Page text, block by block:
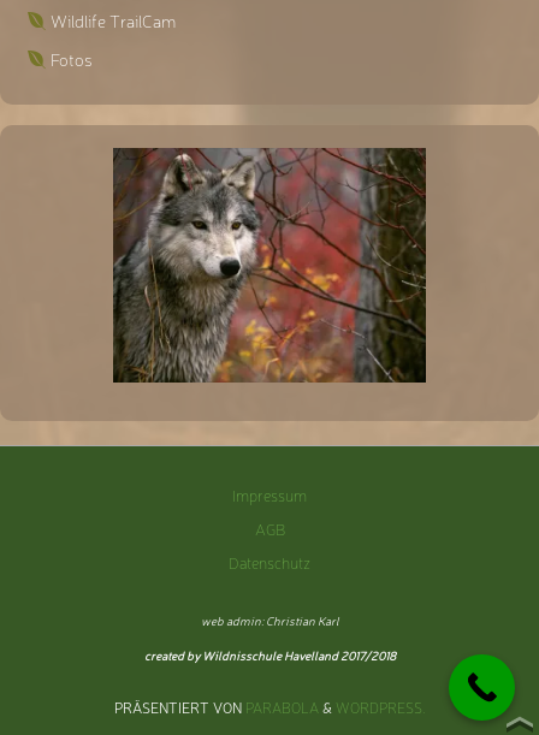
Wildlife TrailCam
Fotos
Impressum
AGB
Datenschutz
web admin: Christian Karl
created by Wildnisschule Havelland 2017/2018
PRÄSENTIERT VON PARABOLA & WORDPRESS.